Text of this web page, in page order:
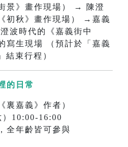
景》畫作現場） → 陳澄
初秋》畫作現場） →嘉義
波時代的《嘉義街中
生現場 （預計於「嘉義
結束行程）
的日常
裏嘉義》作者）
）10:00-16:00
全年齡皆可參與